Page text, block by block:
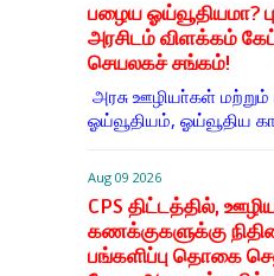
பழைய ஓய்வூதியமா?
அரசிடம் விளக்கம்
செயலகச் சங்கம்!
அரசு ஊழியா்கள் மற்றும்
ஓய்வூதியம், ஓய்வூதிய
Aug 09 2026
CPS திட்டத்தில்,
கணக்குகளுக்கு
பங்களிப்பு தொகை